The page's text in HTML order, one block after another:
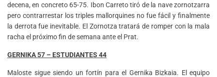
decena, en concreto 65-75. Ibon Carreto tiró de la nave zornotzarra
pero contrarrestar los triples mallorquines no fue fácil y finalmente
la derrota fue inevitable. El Zornotza tratará de romper con la mala
racha el próximo fin de semana ante el Prat.
GERNIKA 57 – ESTUDIANTES 44
Maloste sigue siendo un fortín para el Gernika Bizkaia. El equipo